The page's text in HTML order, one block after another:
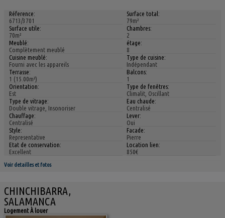
Réference:
6713/3701
Surface total:
79m²
Surface utile:
70m²
Chambres:
2
Meublé:
Complètement meublé
étage:
8
Cuisine meublé:
Fourni avec les appareils
Type de cuisine:
Indépendant
Terrasse:
1 (15.00m²)
Balcons:
1
Orientation:
Est
Type de fenêtres:
Climalit, Oscillant
Type de vitrage:
Double vitrage, Insonoriser
Eau chaude:
Centralisé
Chauffage:
Centralisé
Lever:
Oui
Style:
Representative
Facade:
Pierre
Etat de conservation:
Excellent
Location lien:
850€
Voir detailles et fotos
CHINCHIBARRA,
SALAMANCA
Logement À louer